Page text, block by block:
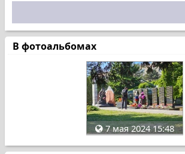
В фотоальбомах
7 мая 2024 15:48